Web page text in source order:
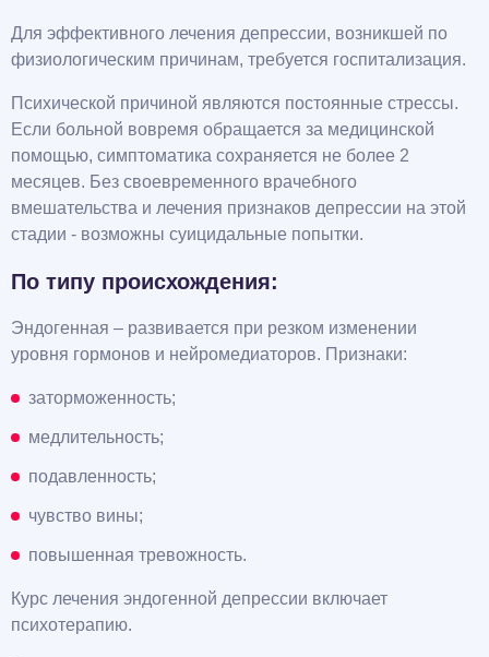
Для эффективного лечения депрессии, возникшей по
физиологическим причинам, требуется госпитализация.
Психической причиной являются постоянные стрессы.
Если больной вовремя обращается за медицинской
помощью, симптоматика сохраняется не более 2
месяцев. Без своевременного врачебного
вмешательства и лечения признаков депрессии на этой
стадии - возможны суицидальные попытки.
По типу происхождения:
Эндогенная – развивается при резком изменении
уровня гормонов и нейромедиаторов. Признаки:
заторможенность;
медлительность;
подавленность;
чувство вины;
повышенная тревожность.
Курс лечения эндогенной депрессии включает
психотерапию.